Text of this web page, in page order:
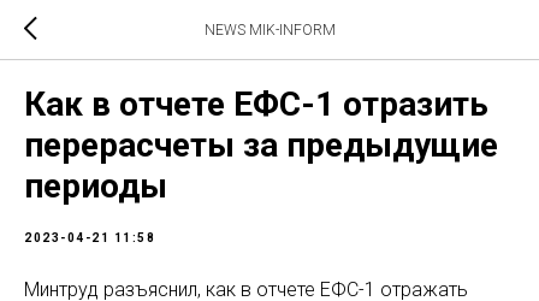
NEWS MIK-INFORM
Как в отчете ЕФС-1 отразить
перерасчеты за предыдущие
периоды
2023-04-21 11:58
Минтруд разъяснил, как в отчете ЕФС-1 отражать